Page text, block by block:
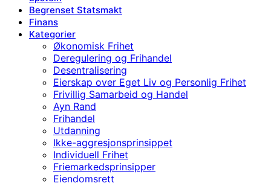
Begrenset Statsmakt
Finans
Kategorier
Økonomisk Frihet
Deregulering og Frihandel
Desentralisering
Eierskap over Eget Liv og Personlig Frihet
Frivillig Samarbeid og Handel
Ayn Rand
Frihandel
Utdanning
Ikke-aggresjonsprinsippet
Individuell Frihet
Friemarkedsprinsipper
Eiendomsrett